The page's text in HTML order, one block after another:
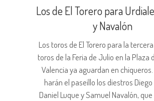
Los de El Torero para
y Navalón
Los toros de El Torero para la
toros de la Feria de Julio en la Plaza
Valencia ya aguardan en chiqueros.
harán el paseíllo los diestros Diego
Daniel Luque y Samuel Navalón,